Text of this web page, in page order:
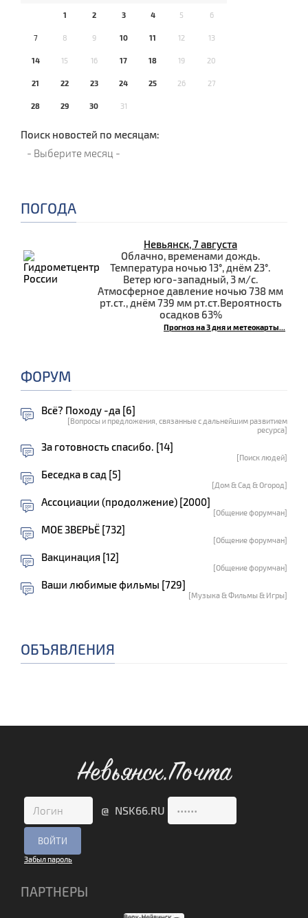
1 2 3 4 5 6
7 8 9 10 11 12 13
14 15 16 17 18 19 20
21 22 23 24 25 26 27
28 29 30 31
Поиск новостей по месяцам:
ПОГОДА
Невьянск, 7 августа
Облачно, временами дождь.
Температура ночью 13°, днём 23°.
Ветер юго-западный, 3 м/с.
Атмосферное давление ночью 738 мм
рт.ст., днём 739 мм рт.ст.Вероятность
осадков 63%
Прогноз на 3 дня и метеокарты...
ФОРУМ
Всё? Походу -да [6]
[Вопросы и предложения, связанные с дальнейшим развитием
ресурса]
За готовность спасибо. [14]
[Поиск людей]
Беседка в сад [5]
[Дом & Сад & Огород]
Ассоциации (продолжение) [2000]
[Общение форумчан]
МОЕ ЗВЕРЬЁ [732]
[Общение форумчан]
Вакцинация [12]
[Общение форумчан]
Ваши любимые фильмы [729]
[Музыка & Фильмы & Игры]
ОБЪЯВЛЕНИЯ
Невьянск.Почта
@ NSK66.RU
Забыл пароль
ПАРТНЕРЫ